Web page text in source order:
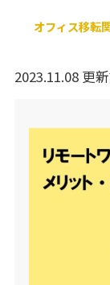
個人
オフィス移転
2023.11.08 更